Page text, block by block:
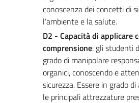
conoscenza dei concetti di
l’ambiente e la salute.
D2 - Capacità di applicare
comprensione: gli studenti
grado di manipolare
organici, conoscendo e
sicurezza. Essere in grado
le principali attrezzature